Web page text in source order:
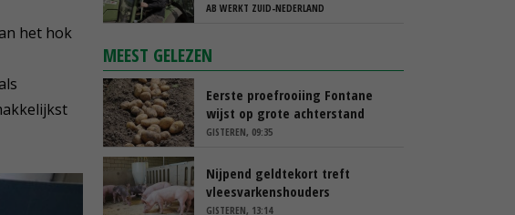
het hok
AB WERKT ZUID-NEDERLAND
MEEST GELEZEN
Eerste proefrooiing Fontane
wijst op grote achterstand
GISTEREN, 09:35
Nijpend geldtekort treft
vleesvarkenshouders
GISTEREN, 13:14